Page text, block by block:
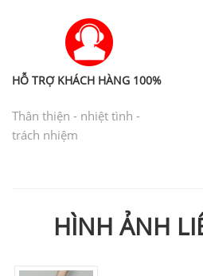
HỖ TRỢ KHÁCH HÀNG 100%
Thân thiện - nhiệt tình -
trách nhiệm
HÌNH ẢNH